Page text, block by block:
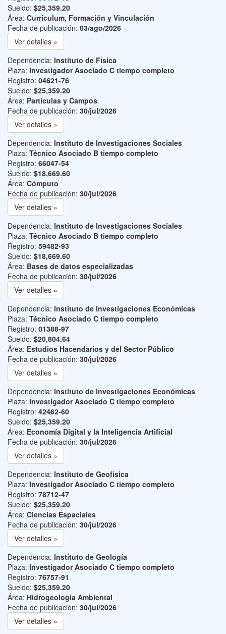
Sueldo: $25,359.20
Área: Currículum, Formación y Vinculación
Fecha de publicación: 03/ago/2026
Ver detalles »
Dependencia: Instituto de Física
Plaza: Investigador Asociado C tiempo completo
Registro: 04621-76
Sueldo: $25,359.20
Área: Partículas y Campos
Fecha de publicación: 30/jul/2026
Ver detalles »
Dependencia: Instituto de Investigaciones Sociales
Plaza: Técnico Asociado B tiempo completo
Registro: 66047-54
Sueldo: $18,669.60
Área: Cómputo
Fecha de publicación: 30/jul/2026
Ver detalles »
Dependencia: Instituto de Investigaciones Sociales
Plaza: Técnico Asociado B tiempo completo
Registro: 59482-93
Sueldo: $18,669.60
Área: Bases de datos especializadas
Fecha de publicación: 30/jul/2026
Ver detalles »
Dependencia: Instituto de Investigaciones Económicas
Plaza: Técnico Asociado C tiempo completo
Registro: 01388-97
Sueldo: $20,804.64
Área: Estudios Hacendarios y del Sector Público
Fecha de publicación: 30/jul/2026
Ver detalles »
Dependencia: Instituto de Investigaciones Económicas
Plaza: Investigador Asociado C tiempo completo
Registro: 42462-60
Sueldo: $25,359.20
Área: Economía Digital y la Inteligencia Artificial
Fecha de publicación: 30/jul/2026
Ver detalles »
Dependencia: Instituto de Geofísica
Plaza: Investigador Asociado C tiempo completo
Registro: 78712-47
Sueldo: $25,359.20
Área: Ciencias Espaciales
Fecha de publicación: 30/jul/2026
Ver detalles »
Dependencia: Instituto de Geología
Plaza: Investigador Asociado C tiempo completo
Registro: 76757-91
Sueldo: $25,359.20
Área: Hidrogeología Ambiental
Fecha de publicación: 30/jul/2026
Ver detalles »